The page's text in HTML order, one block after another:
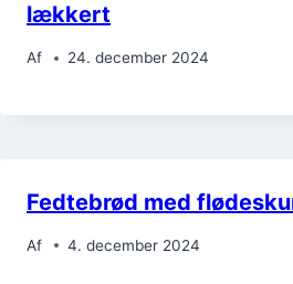
lækkert
Af 24. december 2024
Fedtebrød med
Af 4. december 2024